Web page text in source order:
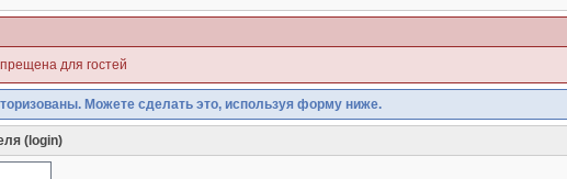
для гостей
Можете сделать это, используя форму ниже.
(login)